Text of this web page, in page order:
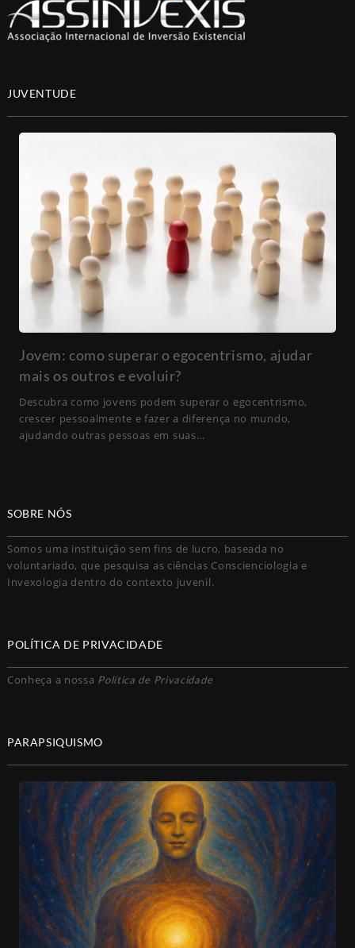
JUVENTUDE
Jovem: como superar o egocentrismo, ajudar
mais os outros e evoluir?
Descubra como jovens podem superar o egocentrismo,
crescer pessoalmente e fazer a diferença no mundo,
ajudando outras pessoas em suas…
SOBRE NÓS
Somos uma instituição sem fins de lucro, baseada no
voluntariado, que pesquisa as ciências Conscienciologia e
Invexologia dentro do contexto juvenil.
POLÍTICA DE PRIVACIDADE
Conheça a nossa Política de Privacidade
PARAPSIQUISMO